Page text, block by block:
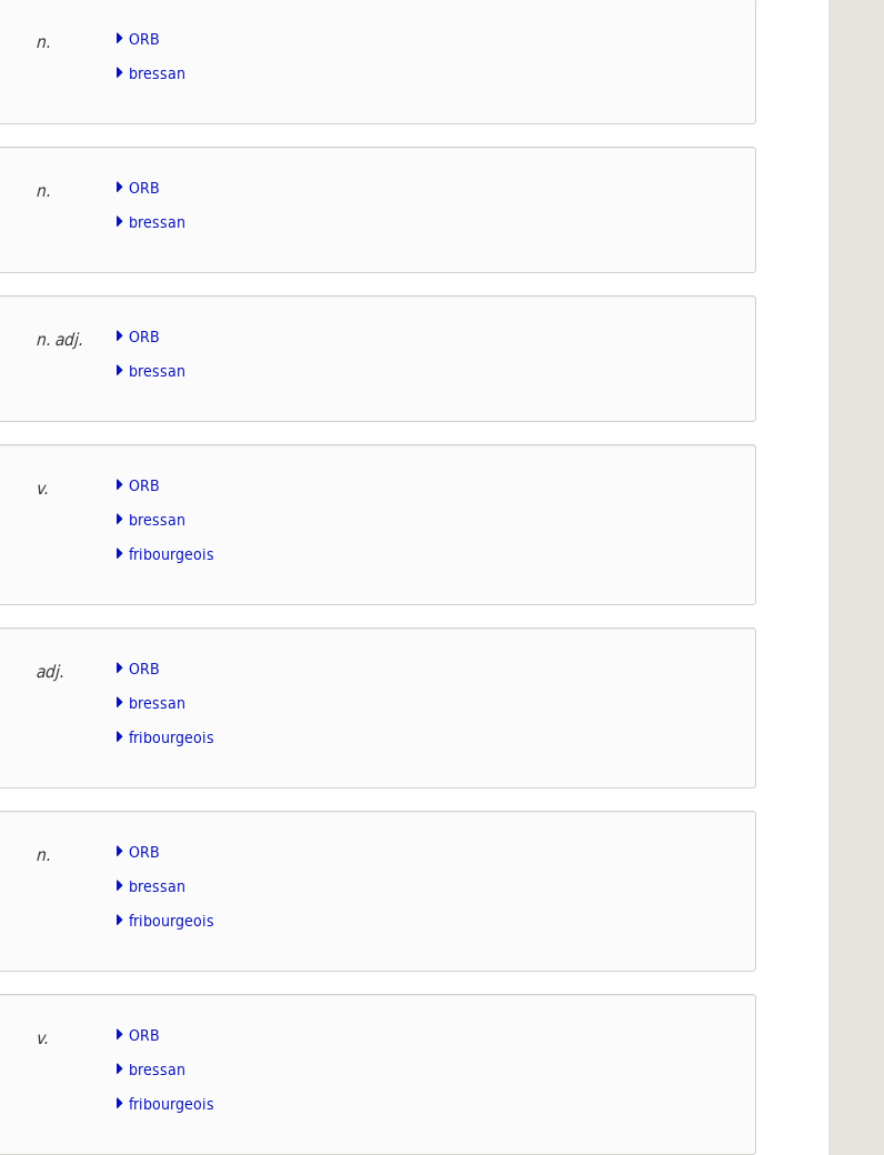
n.
ORB
bressan
n.
ORB
bressan
n. adj.
ORB
bressan
v.
ORB
bressan
fribourgeois
adj.
ORB
bressan
fribourgeois
n.
ORB
bressan
fribourgeois
v.
ORB
bressan
fribourgeois